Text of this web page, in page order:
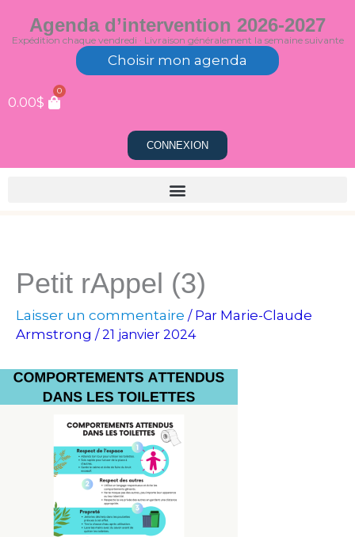
au
Agenda d’intervention 2026-2027
Expédition chaque vendredi · Livraison généralement la semaine suivante
Choisir mon agenda
0.00$
0
CONNEXION
Petit rAppel (3)
Laisser un commentaire / Par Marie-Claude
Armstrong /21 janvier 2024